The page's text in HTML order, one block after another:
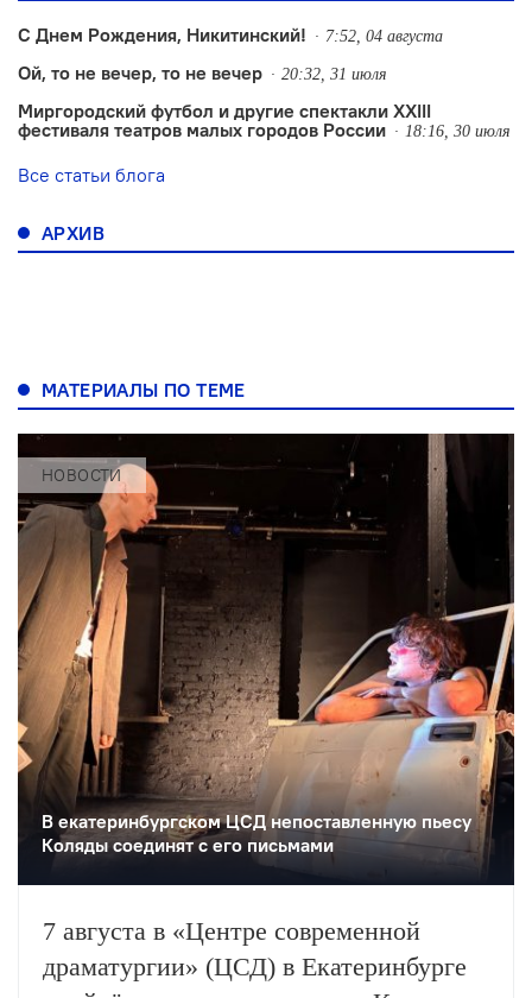
С Днем Рождения, Никитинский! 7:52, 04 августа
Ой, то не вечер, то не вечер 20:32, 31 июля
Миргородский футбол и другие спектакли XXIII
фестиваля театров малых городов России
18:16, 30 июля
Все статьи блога
АРХИВ
МАТЕРИАЛЫ ПО ТЕМЕ
НОВОСТИ
В екатеринбургском ЦСД непоставленную пьесу
Коляды соединят с его письмами
7 августа в «Центре современной
драматургии» (ЦСД) в Екатеринбурге